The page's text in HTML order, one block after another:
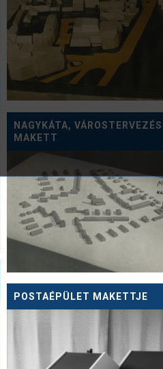
NAGYKÁTA, VÁROSTERVEZÉSI
MAKETT
POSTAÉPÜLET MAKETTJE